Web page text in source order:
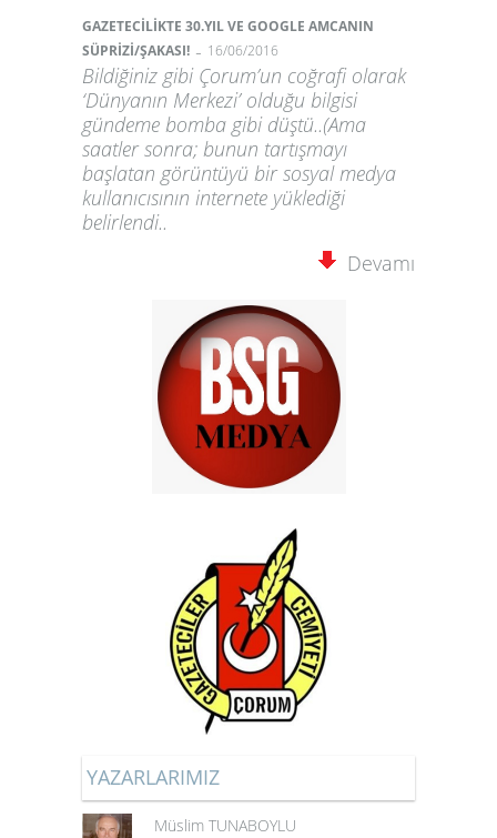
GAZETECİLİKTE 30.YIL VE GOOGLE AMCANIN
SÜPRİZİ/ŞAKASI! - 16/06/2016
Bildiğiniz gibi Çorum’un coğrafi olarak
‘Dünyanın Merkezi’ olduğu bilgisi
gündeme bomba gibi düştü..(Ama
saatler sonra; bunun tartışmayı
başlatan görüntüyü bir sosyal medya
kullanıcısının internete yüklediği
belirlendi..
Devamı
YAZARLARIMIZ
Müslim TUNABOYLU